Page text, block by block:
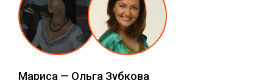
Мариса — Ольга Зубкова